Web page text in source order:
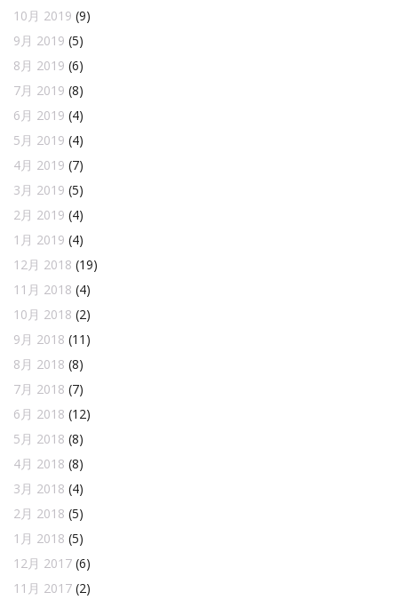
10月 2019 (9)
9月 2019 (5)
8月 2019 (6)
7月 2019 (8)
6月 2019 (4)
5月 2019 (4)
4月 2019 (7)
3月 2019 (5)
2月 2019 (4)
1月 2019 (4)
12月 2018 (19)
11月 2018 (4)
10月 2018 (2)
9月 2018 (11)
8月 2018 (8)
7月 2018 (7)
6月 2018 (12)
5月 2018 (8)
4月 2018 (8)
3月 2018 (4)
2月 2018 (5)
1月 2018 (5)
12月 2017 (6)
11月 2017 (2)